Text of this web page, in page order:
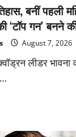
बनीं पहली
‘टॉप गन’ बनने
August 7, 2026
लीडर